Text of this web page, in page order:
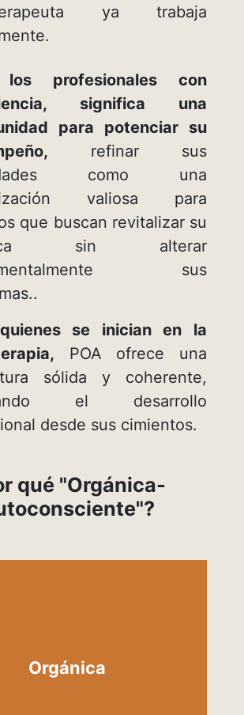
ya trabaja
los profesionales con
significa una
para potenciar su
refinar sus
como una
valiosa para
que buscan revitalizar su
sin alterar
sus
se inician en la
POA ofrece una
sólida y coherente,
el desarrollo
desde sus cimientos.
qué "Orgánica-
Orgánica
reduccionistas en su